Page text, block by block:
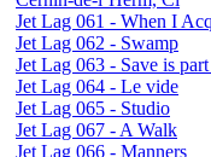
Jet Lag 061 - When I
Jet Lag 062 - Swamp
Jet Lag 063 - Save is
Jet Lag 064 - Le vide
Jet Lag 065 - Studio
Jet Lag 067 - A Walk
Jet Lag 066 - Manners